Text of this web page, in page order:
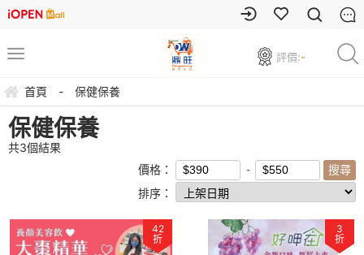
評價:-
首頁 - 保健保養
保健保養
共3個結果
價格：
排序：
42
折
3
折